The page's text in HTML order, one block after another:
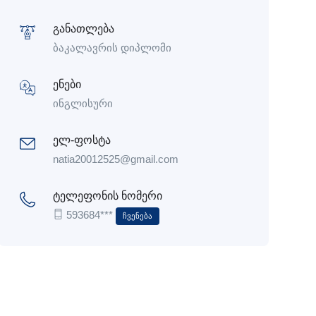
განათლება
ბაკალავრის დიპლომი
ენები
ინგლისური
ელ-ფოსტა
natia20012525@gmail.com
ტელეფონის ნომერი
593684***
Ჩვენება